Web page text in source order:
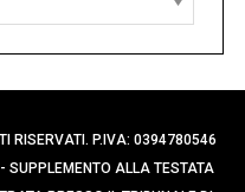
RISERVATI. P.IVA: 0394780546
SUPPLEMENTO ALLA TESTATA